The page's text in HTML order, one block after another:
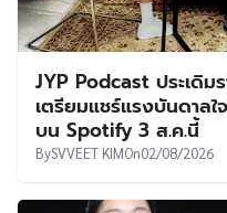
JYP Podcast ประเดิม
เตรียมแชร์แรงบันดาลใ
บน Spotify 3 ส.ค.นี้
BySVVEET KIMOn02/08/2026